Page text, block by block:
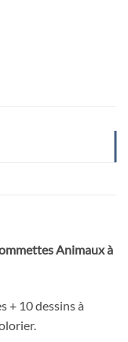
Animaux à
+ 10 dessins à